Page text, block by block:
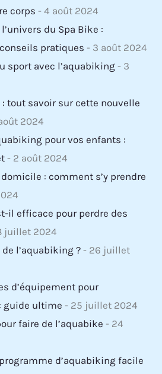
corps - 4 août 2024
du Spa Bike :
pratiques - 3 août 2024
sport avec l’aquabiking - 3
tout savoir sur cette nouvelle
2024
pour vos enfants :
- 2 août 2024
: comment s’y prendre
il efficace pour perdre des
juillet 2024
l’aquabiking ?- 26 juillet
d’équipement pour
guide ultime - 25 juillet 2024
faire de l’aquabike - 24
d’aquabiking facile